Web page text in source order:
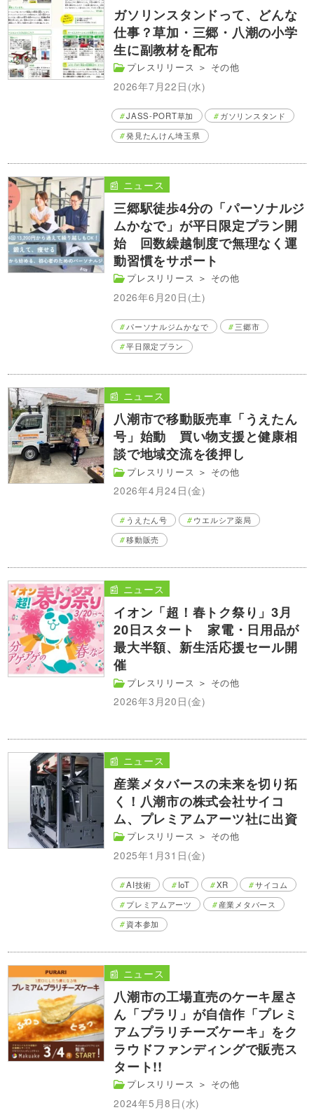
ガソリンスタンドって、どんな
仕事？草加・三郷・八潮の小学
生に副教材を配布
プレスリリース ＞ その他
2026年7月22日(水)
JASS-PORT草加
ガソリンスタンド
発見たんけん埼玉県
三郷駅徒歩4分の「パーソナルジ
ムかなで」が平日限定プラン開
始 回数繰越制度で無理なく運
動習慣をサポート
プレスリリース ＞ その他
2026年6月20日(土)
📰 ニュース
パーソナルジムかなで
三郷市
平日限定プラン
八潮市で移動販売車「うえたん
号」始動 買い物支援と健康相
談で地域交流を後押し
プレスリリース ＞ その他
2026年4月24日(金)
📰 ニュース
うえたん号
ウエルシア薬局
移動販売
イオン「超！春トク祭り」3月
20日スタート 家電・日用品が
最大半額、新生活応援セール開
催
プレスリリース ＞ その他
2026年3月20日(金)
📰 ニュース
産業メタバースの未来を切り拓
く！八潮市の株式会社サイコ
ム、プレミアムアーツ社に出資
プレスリリース ＞ その他
2025年1月31日(金)
📰 ニュース
AI技術 IoT XR
サイコム
プレミアムアーツ
産業メタバース
資本参加
八潮市の工場直売のケーキ屋さ
ん「プラリ」が自信作「プレミ
アムプラリチーズケーキ」をク
ラウドファンディングで販売ス
タート!!
プレスリリース ＞ その他
2024年5月8日(水)
📰 ニュース